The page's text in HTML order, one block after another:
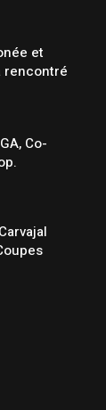
et
rencontré
Co-